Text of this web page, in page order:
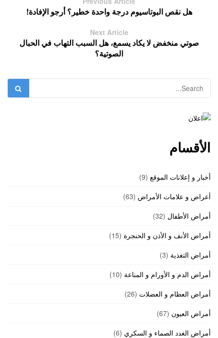
هل نقص البوتاسيوم درجة واحدة خطير؟ أرجو الإفادة!
Next Article
صوتي منخفض لا يكاد يسمع، هل السبب التهاب في الحبال
الصوتية؟
الأقسام
أخبار و إعلانات الموقع (9)
أعراض و علامات الأمراض (63)
أمراض الأطفال (32)
أمراض الأنف و الأذن و الحنجرة (15)
أمراض التغذية (3)
أمراض الدم و الأورام و المناعة (10)
أمراض العظام و العضلات (26)
أمراض العيون (67)
أمراض الغدد الصماء و السكري (6)